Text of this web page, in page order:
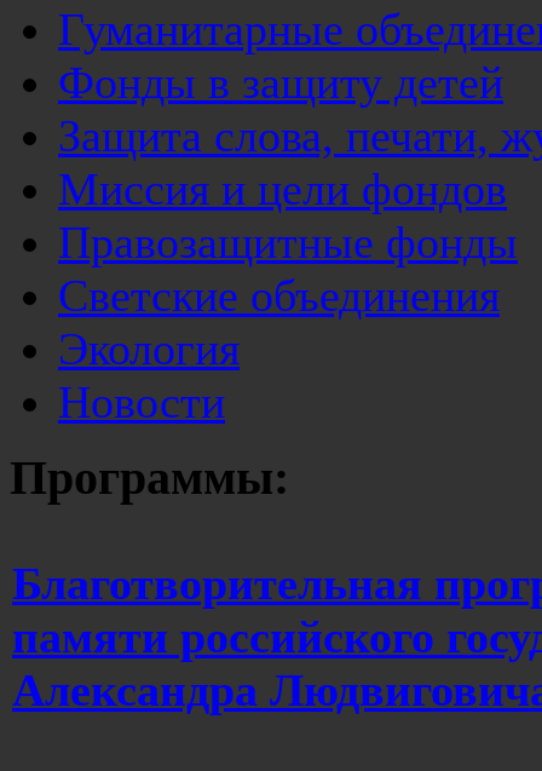
Гуманитарные
Фонды в защиту детей
Защита слова, печати,
Миссия и цели фондов
Правозащитные фонды
Светские объединения
Экология
Новости
Программы:
Благотворительная
памяти российского
Александра